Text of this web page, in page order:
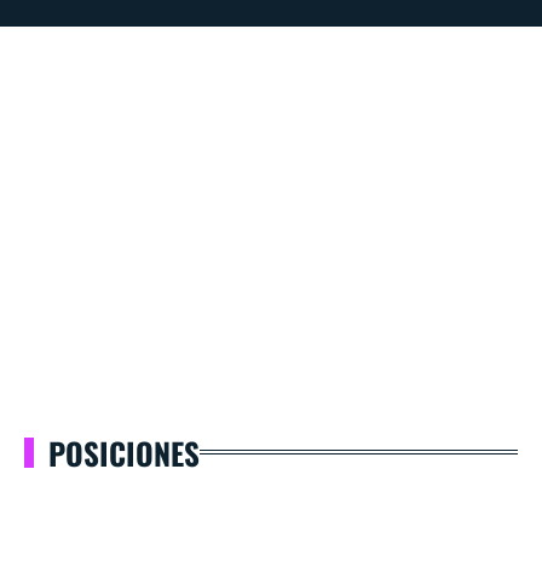
POSICIONES